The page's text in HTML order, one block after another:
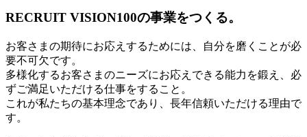
RECRUIT VISION100の事業をつくる。
お客さまの期待にお応えするためには、自分を磨くことが必
要不可欠です。
多様化するお客さまのニーズにお応えできる能力を鍛え、必
ずご満足いただける仕事をすること。
これが私たちの基本理念であり、長年信頼いただける理由で
す。